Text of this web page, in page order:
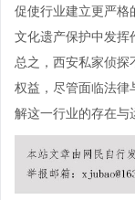
促使行业建立更严格
文化遗产保护中发挥
总之，西安私家侦
权益，尽管面临法律
解这一行业的存在与